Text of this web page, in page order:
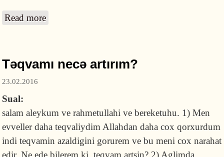
Read more
Təqvamı necə artırım?
23.02.2016
Sual:
salam aleykum ve rahmetullahi ve bereketuhu. 1) Men
evveller daha teqvaliydim Allahdan daha cox qorxurdum
indi teqvamin azaldigini gorurem ve bu meni cox narahat
edir. Ne ede bilerem ki, teqvam artsin? 2) Aglimda ,